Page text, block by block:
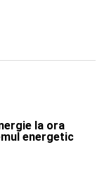
la ora
energetic